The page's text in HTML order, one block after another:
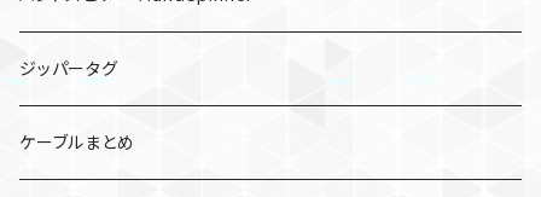
ジッパータグ
ケーブルまとめ